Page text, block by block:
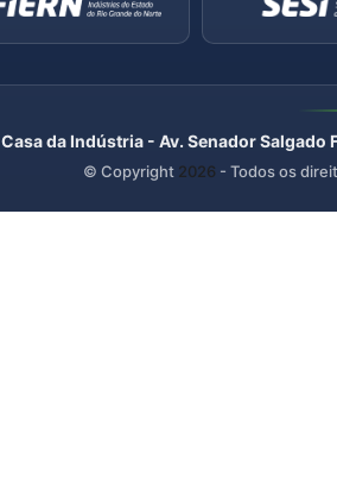
Casa da Indústria - Av. Senador
© Copyright 2026 - Todos os